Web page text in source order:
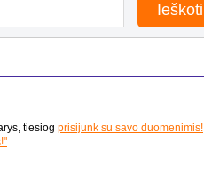
tiesiog prisijunk su savo duomenimis!